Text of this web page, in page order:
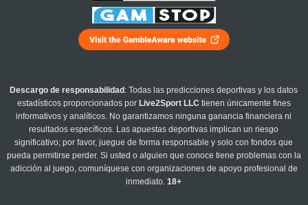
Descargo de responsabilidad : Todas las predicciones deportivas y los datos
estadísticos proporcionados por Live2Sport LLC tienen únicamente fines
informativos y analíticos. No garantizamos ninguna ganancia financiera ni
resultados específicos. Las apuestas deportivas implican un riesgo
significativo; por favor, juegue de forma responsable y solo con fondos que
pueda permitirse perder. Si usted o alguien que conoce tiene problemas con la
adicción al juego, comuníquese con organizaciones de apoyo profesional de
inmediato.18+